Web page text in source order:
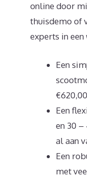
online door
thuisdemo of
experts in een
Een
Een
en 30
al aan
Een
met